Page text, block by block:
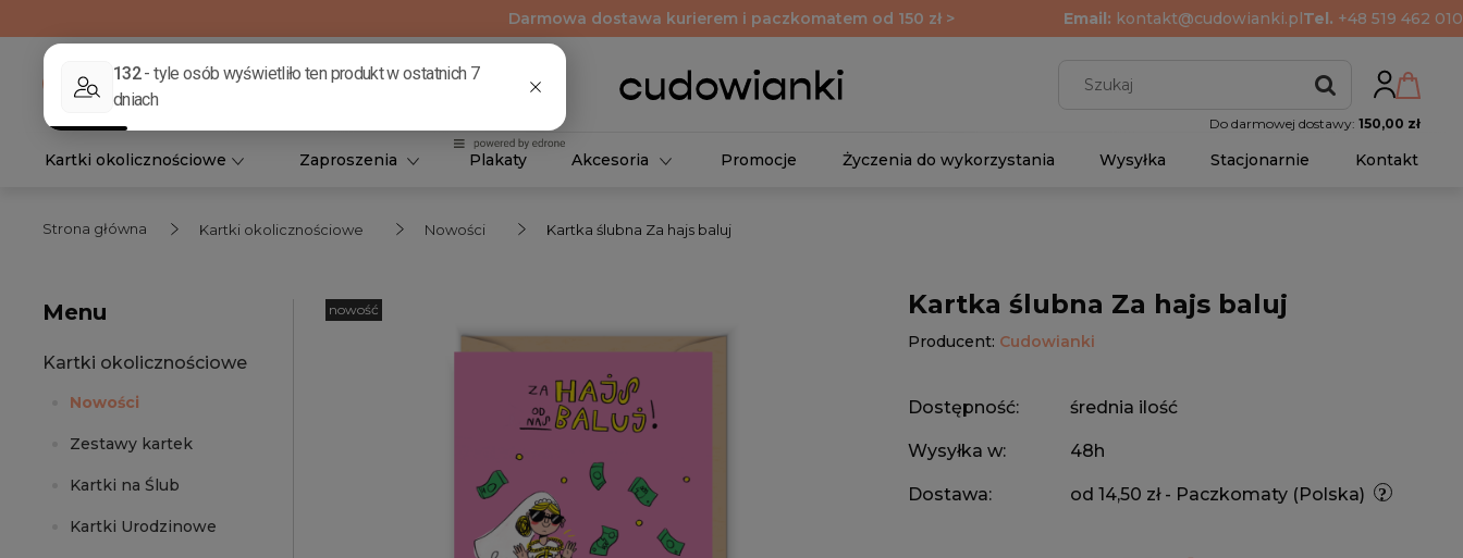
Darmowa dostawa kurierem i paczkomatem od 150 zł > Email: kontakt@cudowianki.plTel. +48 519 462 010
Do darmowej dostawy: 150,00 zł
Kartki okolicznościowe Zaproszenia Plakaty Akcesoria Promocje Życzenia do wykorzystania Wysyłka Stacjonarnie Kontakt
Strona główna Kartki okolicznościowe Nowości Kartka ślubna Za hajs baluj
Menu
Kartki okolicznościowe
Nowości
Zestawy kartek
Kartki na Ślub
Kartki Urodzinowe
nowość Kartka ślubna Za hajs baluj
Producent: Cudowianki
Dostępność: średnia ilość
Wysyłka w: 48h
Dostawa: od 14,50 zł - Paczkomaty (Polska)